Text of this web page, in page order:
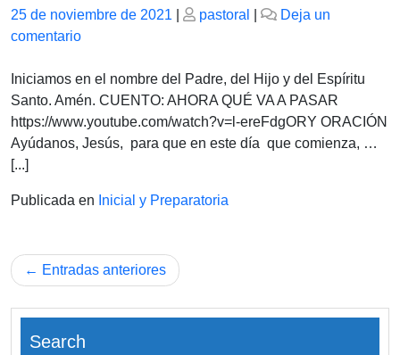
Publicado
el
25 de noviembre de 2021
Publicado
pastoral
Deja un
comentarioen
26
de
noviembre
de
Iniciamos en el nombre del Padre, del Hijo y del Espíritu
Santo. Amén. CUENTO: AHORA QUÉ VA A PASAR
https://www.youtube.com/watch?v=l-ereFdgORY ORACIÓN
Ayúdanos, Jesús, para que en este día que comienza, …
[...]
Publicada en Inicial y Preparatoria
Navegación
de
entradas
Entradas anteriores
Search